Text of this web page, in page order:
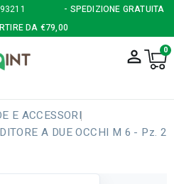
- SPEDIZIONE GRATUITA
DA €79,00
person_outline 0
E ACCESSORI
A DUE OCCHI M 6 - Pz. 2